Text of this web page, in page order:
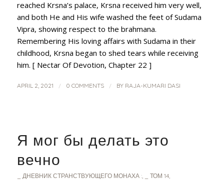
reached Krsna’s palace, Krsna received him very well,
and both He and His wife washed the feet of Sudama
Vipra, showing respect to the brahmana.
Remembering His loving affairs with Sudama in their
childhood, Krsna began to shed tears while receiving
him. [ Nectar Of Devotion, Chapter 22 ]
APRIL 2, 2021 / 0 COMMENTS / BY RAJA-KUMARI DASI
Я мог бы делать это
вечно
_ ДНЕВНИК СТРАНСТВУЮЩЕГО МОНАХА :, _ ТОМ 14,